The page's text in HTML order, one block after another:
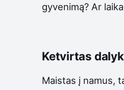
gyvenimą? Ar
Ketvirtas
Maistas į namus,